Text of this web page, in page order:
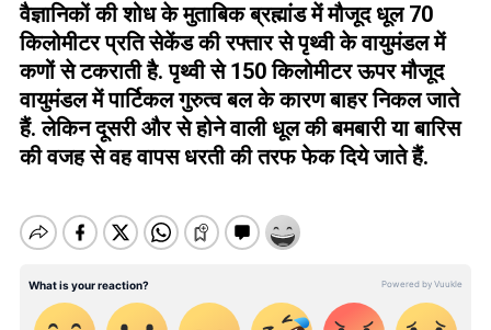
वैज्ञानिकों की शोध के मुताबिक ब्रह्मांड में मौजूद धूल 70
किलोमीटर प्रति सेकेंड की रफ्तार से पृथ्वी के वायुमंडल में
कणों से टकराती है. पृथ्वी से 150 किलोमीटर ऊपर मौजूद
वायुमंडल में पार्टिकल गुरुत्व बल के कारण बाहर निकल जाते
हैं. लेकिन दूसरी और से होने वाली धूल की बमबारी या बारिस
की वजह से वह वापस धरती की तरफ फेक दिये जाते हैं.